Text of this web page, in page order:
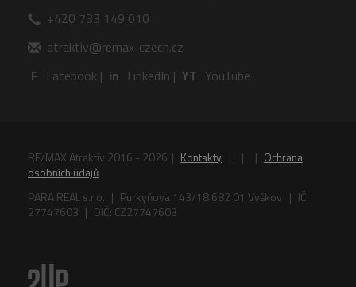
+420 733 149 010
atraktiv@remax-czech.cz
Facebook | LinkedIn | YouTube
RE/MAX Atraktiv 2016 - 2026 | Kontakty | | | Ochrana
osobních údajů
PARA REAL s.r.o. | Purkyňova 143/18 682 01 Vyškov | IČ:
27747603 | DIČ: CZ27747603